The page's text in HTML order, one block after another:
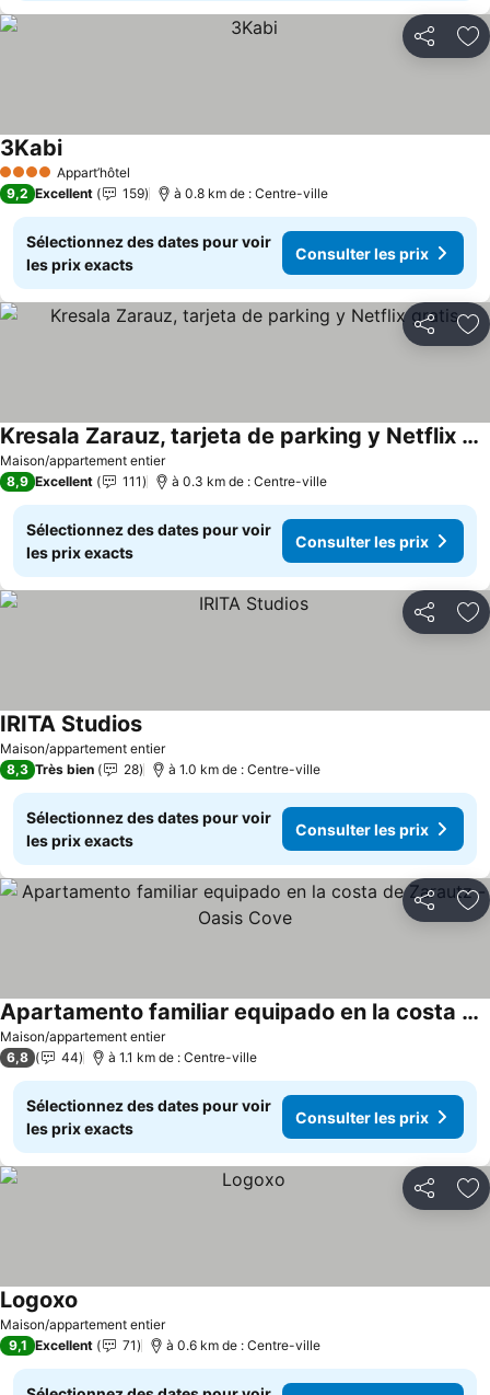
Partager
4 Étoiles Appart’hôtel
3KabiConsulter les prix
9,2 Excellent 159 à 0.8 km de : Centre-ville
Sélectionnez des dates pour voir
les prix exacts
Consulter les prix
Partager
Maison/appartement entier
Kresala Zarauz, tarjeta de parking y Netflix gratis
Consulter les prix
8,9 Excellent 111 à 0.3 km de : Centre-ville
Sélectionnez des dates pour voir
les prix exacts
Consulter les prix
Partager
Maison/appartement entier
IRITA StudiosConsulter les prix
8,3 Très bien 28 à 1.0 km de : Centre-ville
Sélectionnez des dates pour voir
les prix exacts
Consulter les prix
Partager
Maison/appartement entier
Apartamento familiar equipado en la costa de Zarautz - Oasis Cove
Consulter les prix
6,8 44 à 1.1 km de : Centre-ville
Sélectionnez des dates pour voir
les prix exacts
Consulter les prix
Partager
Maison/appartement entier
Logoxo
9,1 Excellent 71 à 0.6 km de : Centre-ville